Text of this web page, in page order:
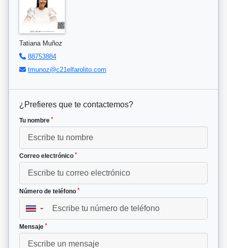
Tatiana Muñoz
88753884
tmunoz@c21elfarolito.com
¿Prefieres que te contactemos?
Tu nombre *
Correo electrónico *
Número de teléfono *
▼
Mensaje *